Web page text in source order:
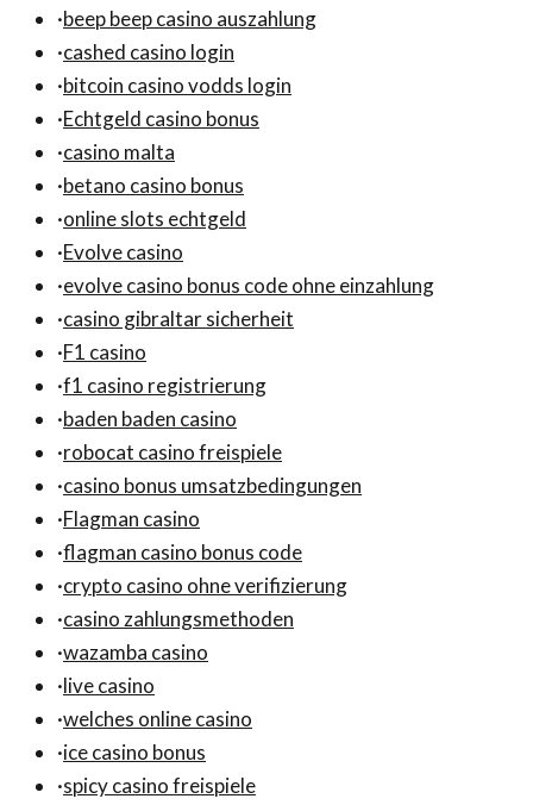
·beep beep casino auszahlung
·cashed casino login
·bitcoin casino vodds login
·Echtgeld casino bonus
·casino malta
·betano casino bonus
·online slots echtgeld
·Evolve casino
·evolve casino bonus code ohne einzahlung
·casino gibraltar sicherheit
·F1 casino
·f1 casino registrierung
·baden baden casino
·robocat casino freispiele
·casino bonus umsatzbedingungen
·Flagman casino
·flagman casino bonus code
·crypto casino ohne verifizierung
·casino zahlungsmethoden
·wazamba casino
·live casino
·welches online casino
·ice casino bonus
·spicy casino freispiele